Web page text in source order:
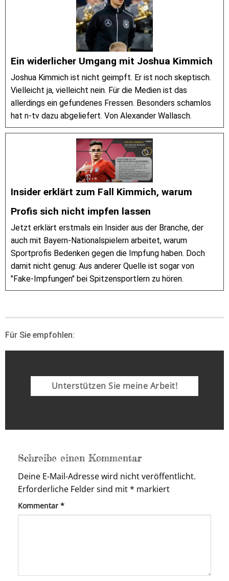
Ein widerlicher Umgang mit Joshua Kimmich
Joshua Kimmich ist nicht geimpft. Er ist noch skeptisch.
Vielleicht ja, vielleicht nein. Für die Medien ist das
allerdings ein gefundenes Fressen. Besonders schamlos
hat n-tv dazu abgeliefert. Von Alexander Wallasch.
Insider erklärt zum Fall Kimmich, warum
Profis sich nicht impfen lassen
Jetzt erklärt erstmals ein Insider aus der Branche, der
auch mit Bayern-Nationalspielern arbeitet, warum
Sportprofis Bedenken gegen die Impfung haben. Doch
damit nicht genug: Aus anderer Quelle ist sogar von
"Fake-Impfungen" bei Spitzensportlern zu hören.
Für Sie empfohlen:
Unterstützen Sie meine Arbeit!
Schreibe einen Kommentar
Deine E-Mail-Adresse wird nicht veröffentlicht.
Erforderliche Felder sind mit* markiert
Kommentar *